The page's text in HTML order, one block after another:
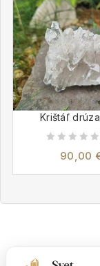
Krištáľ
90,00